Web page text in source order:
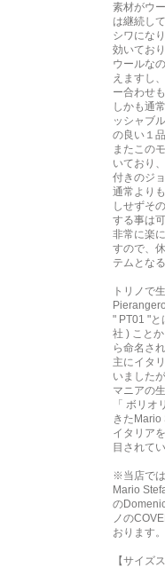
素材がウ
は継続し
シワにな
効いてお
ウールな
えますし
ー合わせ
しかも通
ッシャブ
の良い１品
またこの
いており
付きのジ
通常より
しせずそ
する事は
非常に楽
すので、
テムとな
トリノで
" PT01 "と
社 ) こと
ら命名さ
主にイタ
いました
マニアの
「 ボリオ
きたMario
イタリア
目されて
※当店で
Mario
の
ノの
おります。
【サイズ